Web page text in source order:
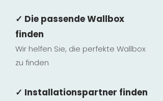
✓ Die passende Wallbox
finden
Wir helfen Sie, die perfekte Wallbox
zu finden
✓ Installationspartner finden